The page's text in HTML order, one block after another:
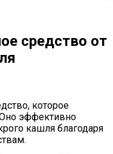
средство от
которое
эффективно
кашля благодаря